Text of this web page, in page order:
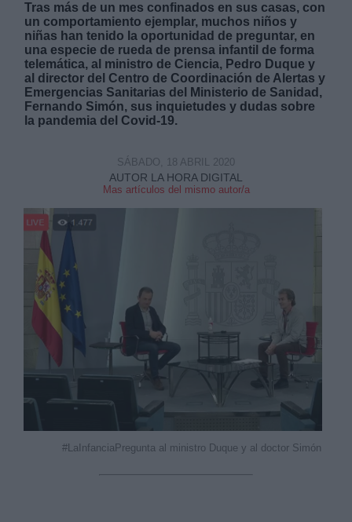
Tras más de un mes confinados en sus casas, con
un comportamiento ejemplar, muchos niños y
niñas han tenido la oportunidad de preguntar, en
una especie de rueda de prensa infantil de forma
telemática, al ministro de Ciencia, Pedro Duque y
al director del Centro de Coordinación de Alertas y
Emergencias Sanitarias del Ministerio de Sanidad,
Fernando Simón, sus inquietudes y dudas sobre
la pandemia del Covid-19.
AUTOR LA HORA DIGITAL
Mas artículos del mismo autor/a
SÁBADO, 18 ABRIL 2020
#LaInfanciaPregunta al ministro Duque y al doctor Simón
link
Información adicional
link